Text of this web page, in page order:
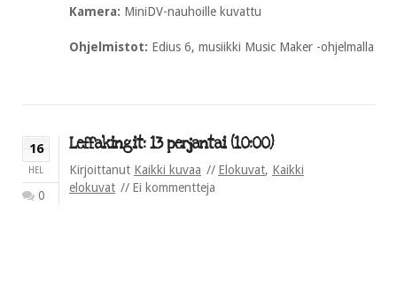
Kamera: MiniDV-nauhoille kuvattu
Ohjelmistot: Edius 6, musiikki Music Maker -ohjelmalla
16
HEL
0
Leffakingit: 13 perjantai (10:00)
Kirjoittanut Kaikki kuvaa Elokuvat, Kaikki
elokuvat
Ei kommentteja